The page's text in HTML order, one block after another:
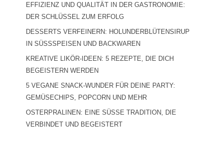
EFFIZIENZ UND QUALITÄT IN DER GASTRONOMIE:
DER SCHLÜSSEL ZUM ERFOLG
DESSERTS VERFEINERN: HOLUNDERBLÜTENSIRUP
IN SÜSSSPEISEN UND BACKWAREN
KREATIVE LIKÖR-IDEEN: 5 REZEPTE, DIE DICH
BEGEISTERN WERDEN
5 VEGANE SNACK-WUNDER FÜR DEINE PARTY:
GEMÜSECHIPS, POPCORN UND MEHR
OSTERPRALINEN: EINE SÜSSE TRADITION, DIE V
ERBINDET UND BEGEISTERT